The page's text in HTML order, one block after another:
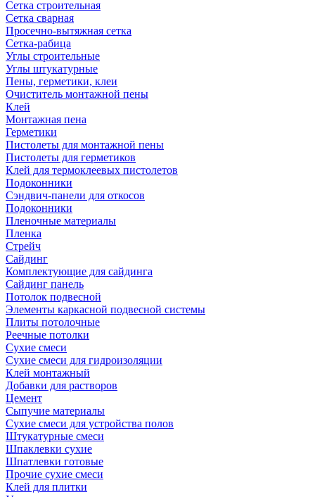
Сетка строительная
Сетка сварная
Просечно-вытяжная сетка
Сетка-рабица
Углы строительные
Углы штукатурные
Пены, герметики, клеи
Очиститель монтажной пены
Клей
Монтажная пена
Герметики
Пистолеты для монтажной пены
Пистолеты для герметиков
Клей для термоклеевых пистолетов
Подоконники
Сэндвич-панели для откосов
Подоконники
Пленочные материалы
Пленка
Стрейч
Сайдинг
Комплектующие для сайдинга
Сайдинг панель
Потолок подвесной
Элементы каркасной подвесной системы
Плиты потолочные
Реечные потолки
Сухие смеси
Сухие смеси для гидроизоляции
Клей монтажный
Добавки для растворов
Цемент
Сыпучие материалы
Сухие смеси для устройства полов
Штукатурные смеси
Шпаклевки сухие
Шпатлевки готовые
Прочие сухие смеси
Клей для плитки